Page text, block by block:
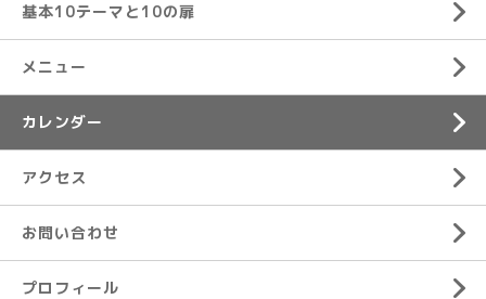
基本10テーマと10の扉
メニュー
カレンダー
アクセス
お問い合わせ
プロフィール